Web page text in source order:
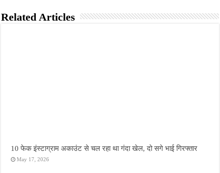
Related Articles
10 फेक इंस्टाग्राम अकाउंट से चल रहा था गंदा खेल, दो सगे भाई गिरफ्तार
May 17, 2026